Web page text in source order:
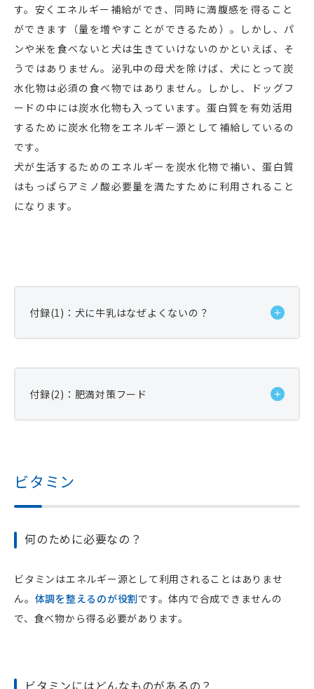
す。安くエネルギー補給ができ、同時に満腹感を得ること
ができます（量を増やすことができるため）。しかし、パ
ンや米を食べないと犬は生きていけないのかといえば、そ
うではありません。泌乳中の母犬を除けば、犬にとって炭
水化物は必須の食べ物ではありません。しかし、ドッグフ
ードの中には炭水化物も入っています。蛋白質を有効活用
するために炭水化物をエネルギー源として補給しているの
です。
犬が生活するためのエネルギーを炭水化物で補い、蛋白質
はもっぱらアミノ酸必要量を満たすために利用されること
になります。
付録(1)：犬に牛乳はなぜよくないの？
人間は乳糖の分解酵素（ラクターゼ）を持っていま
す。ところが、牛乳を飲むと腹痛・下痢を起こす人も
たりした場合に発症します。
す。哺乳中の子犬のラクターゼ活性は比較的高いので
差はありますが、犬はもともと乳糖不耐性の傾向を持
っていると理解しなければなりません。それでも、小
腸の内面で乳糖は分解され、一部は吸収されます。し
付録(2)：肥満対策フード
ルクトースなど）があります。単糖は消化分解する必
要がなく、そのまま体内に吸収されます。他の糖類は
消化分解されて単糖となり、そして体内に吸収されま
多糖類であるセルロースは消化が悪く「不溶性炭水化
物」ともいわれます。いわゆる繊維質です。草食動物
中に排泄され、エネルギー源としての価値がありませ
ビタミン
何のために必要なの？
ビタミンはエネルギー源として利用されることはありませ
ん。 体調を整えるのが役割です。体内で合成できませんの
で、食べ物から得る必要があります。